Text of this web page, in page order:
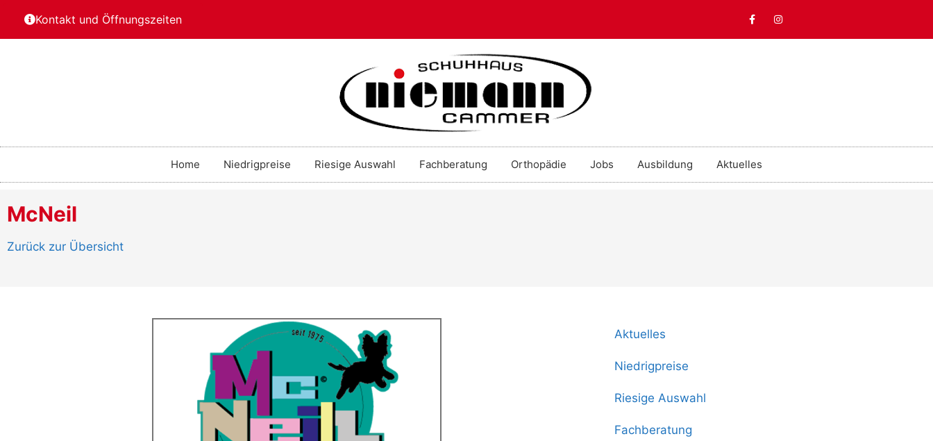
Kontakt und Öffnungszeiten
Home Niedrigpreise Riesige Auswahl Fachberatung Orthopädie Jobs Ausbildung Aktuelles
McNeil
Zurück zur Übersicht
Aktuelles
Niedrigpreise
Riesige Auswahl
Fachberatung